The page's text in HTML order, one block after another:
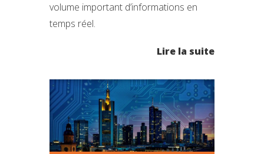
volume important d’informations en
temps réel.
Lire la suite